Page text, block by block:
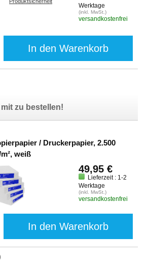
Werktage
(inkl. MwSt.)
versandkostenfrei
In den Warenkorb
zu bestellen!
/ Druckerpapier, 2.500
weiß
49,95 €
Lieferzeit : 1-2
Werktage
(inkl. MwSt.)
versandkostenfrei
In den Warenkorb